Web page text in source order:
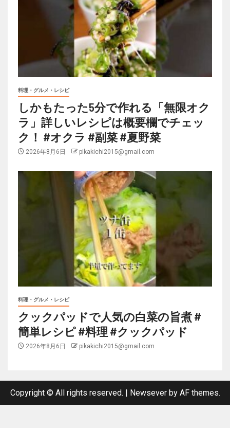
料理・グルメ・レシピ
しかもたった5分で作れる「無限オク
ラ」詳しいレシピは概要欄でチェッ
ク！ #オクラ #副菜 #夏野菜
2026年8月6日 pikakichi2015@gmail.com
料理・グルメ・レシピ
クックパッドで人気の白菜の旨煮 #
簡単レシピ #料理 #クックパッド
2026年8月6日 pikakichi2015@gmail.com
Copyright © All rights reserved. | Newseverby AF themes.